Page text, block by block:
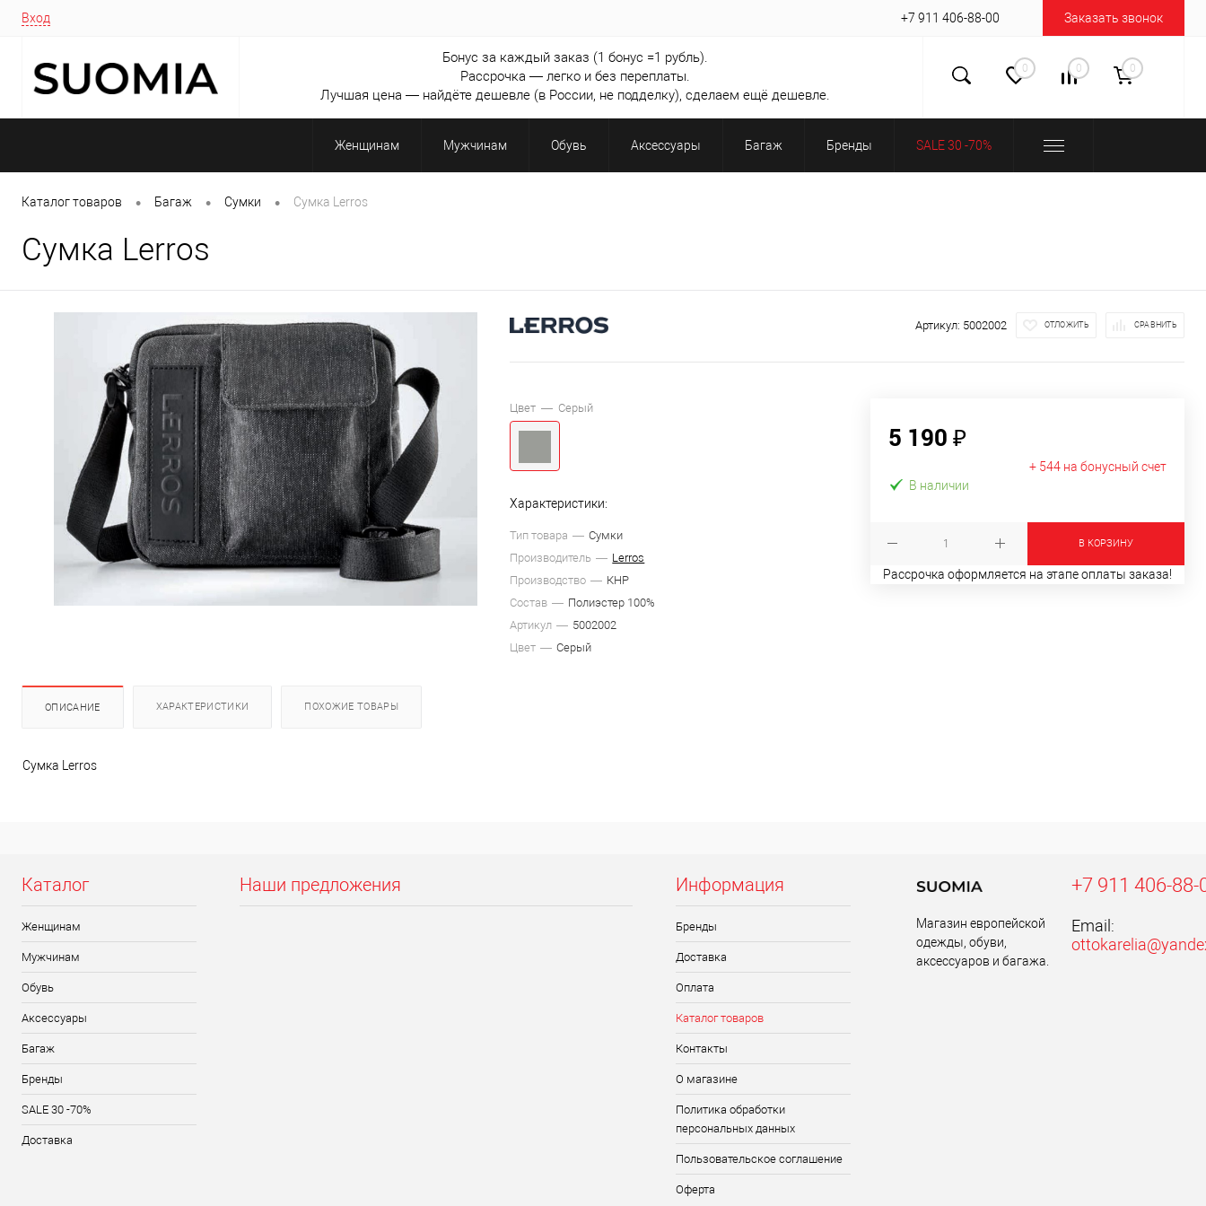
Вход +7 911 406-88-00 Заказать звонок
Бонус за каждый заказ (1 бонус =1 рубль).
Рассрочка — легко и без переплаты.
Лучшая цена — найдёте дешевле (в России, не подделку), сделаем ещё дешевле.
0 0 0
Женщинам Мужчинам Обувь Аксессуары Багаж Бренды SALE 30 -70%
Каталог товаров • Багаж • Сумки • Сумка Lerros
Сумка Lerros
Артикул: 5002002 ОТЛОЖИТЬ СРАВНИТЬ
Цвет — Серый
Характеристики:
Тип товара
Сумки
Производитель
Lerros
Производство
КНР
Состав
Полиэстер 100%
Артикул
5002002
Цвет
Серый
5 190 ₽
+ 544 на бонусный счет
В наличии
В КОРЗИНУ
Рассрочка оформляется на этапе оплаты заказа!
ОПИСАНИЕ ХАРАКТЕРИСТИКИ ПОХОЖИЕ ТОВАРЫ
Сумка Lerros
Каталог
Женщинам
Мужчинам
Обувь
Аксессуары
Багаж
Бренды
SALE 30 -70%
Доставка
Наши предложения Информация
Бренды
Доставка
Оплата
Каталог товаров
Контакты
О магазине
Политика обработки
персональных данных
Пользовательское соглашение
Оферта
Магазин европейской
одежды, обуви,
аксессуаров и багажа.
+7 911 406-88-
Email: